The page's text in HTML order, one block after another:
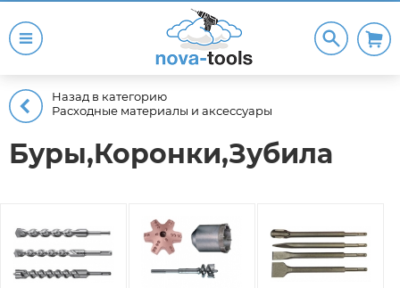
Назад в категорию
Расходные материалы и аксессуары
Буры,Коронки,Зубила